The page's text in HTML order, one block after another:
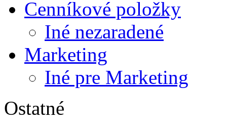
Cenníkové položky
Iné nezaradené
Marketing
Iné pre Marketing
Ostatné